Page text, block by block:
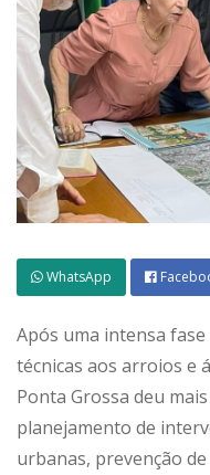
WhatsApp
Após uma intensa
técnicas aos arroios e
Ponta Grossa deu
planejamento de
urbanas, prevenção